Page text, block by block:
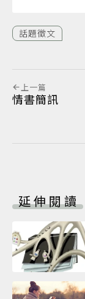
話題徵文
上一篇
情書簡訊
延伸閱讀